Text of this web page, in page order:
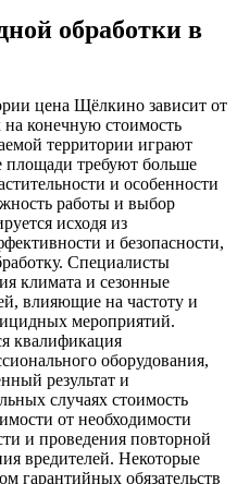
обработки в
цена Щёлкино зависит от
конечную стоимость
территории играют
площади требуют больше
и особенности
работы и выбор
исходя из
и безопасности,
Специалисты
климата и сезонные
влияющие на частоту и
мероприятий.
квалификация
оборудования,
результат и
случаях стоимость
от необходимости
и проведения повторной
вредителей. Некоторые
гарантийных обязательств